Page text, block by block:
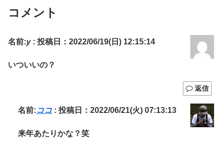
コメント
名前:y: 投稿日：2022/06/19(日) 12:15:14
いついいの？
返信
名前:ココ : 投稿日：2022/06/21(火) 07:13:13
来年あたりかな？笑